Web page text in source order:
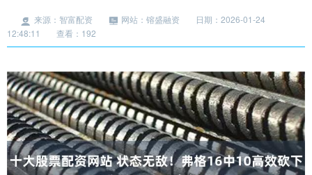
来源：智富配资 网站：镕盛融资
日期：2026-01-24
12:48:11
查看：192